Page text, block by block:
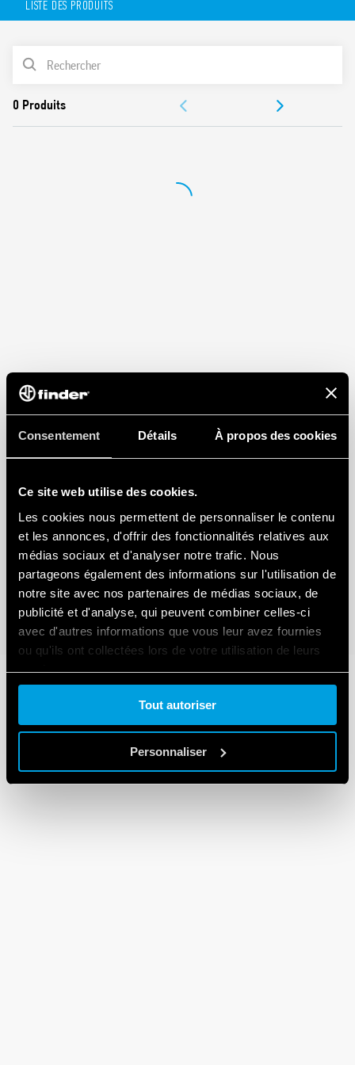
Consentement Détails À propos des cookies
Ce site web utilise des cookies.
Les cookies nous permettent de personnaliser le contenu
et les annonces, d'offrir des fonctionnalités relatives aux
médias sociaux et d'analyser notre trafic. Nous
partageons également des informations sur l'utilisation de
notre site avec nos partenaires de médias sociaux, de
publicité et d'analyse, qui peuvent combiner celles-ci
avec d'autres informations que vous leur avez fournies
ou qu'ils ont collectées lors de votre utilisation de leurs
services.
Tout autoriser
Personnaliser
Patte de fixation en option (raccordement Faston 187,
4.8×0.5 mm)
Bouton test verrouillable et indicateur mécanique
Contacts sans Cadmium (version standard)
Supports de la série 96
Modules de signalisation et protection CEM
LISTE DES PRODUITS
LISTE DES PRODUITS
DOCUMENTATIONS